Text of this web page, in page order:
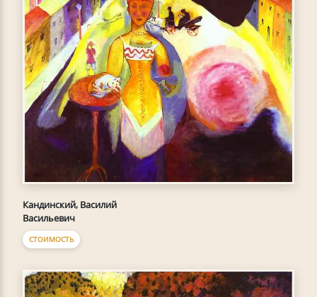
Кандинский, Василий
Васильевич
СТОИМОСТЬ